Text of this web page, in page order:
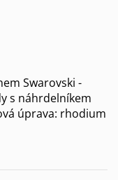
Swarovski -
s náhrdelníkem
úprava: rhodium